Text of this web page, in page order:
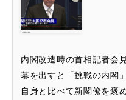
内閣改造時の首相記者会
幕を出すと「挑戦の内閣
自身と比べて新閣僚を褒